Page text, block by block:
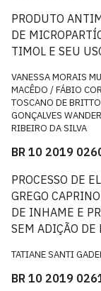
PRODUTO
DE
TIMOL E SEU
VANESSA MORAIS
MACÊDO / FÁBIO
TOSCANO DE
GONÇALVES
RIBEIRO DA SILVA
BR 10 2019
PROCESSO DE
GREGO
DE INHAME E
SEM ADIÇÃO DE
TATIANE SANTI
BR 10 2019